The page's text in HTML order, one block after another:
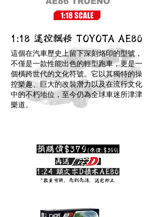
1:18 遙控飄移 TOYOTA AE86
這個在汽車歷史上留下深刻烙印的型號，
不僅是一款性能出色的輕型跑車，更是一
個橫跨世代的文化符號。它以其獨特的操
控樂趣、巨大的改裝潛力以及在流行文化
中的不朽地位，至今仍為全球車迷所津津
樂道。
預購價$379 (原價:$399)
​再送
1:24 頭文字D積木AE86
*數量有限，先到先得，送完即止